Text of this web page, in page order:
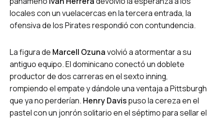
locales con un vuelacercas en la tercera entrada, la
ofensiva de los Pirates respondió con contundencia.
La figura de Marcell Ozunavolvió a atormentar a su
antiguo equipo. El dominicano conectó un doblete
productor de dos carreras en el sexto inning,
rompiendo el empate y dándole una ventaja a Pittsburgh
que ya no perderían. Henry Davispuso la cereza en el
pastel con un jonrón solitario en el séptimo para sellar el